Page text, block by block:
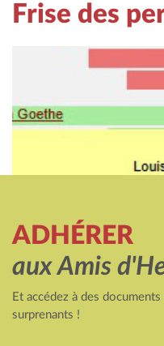
Frise des
ADHÉRER
aux Amis
Et accédez à des
surprenants !